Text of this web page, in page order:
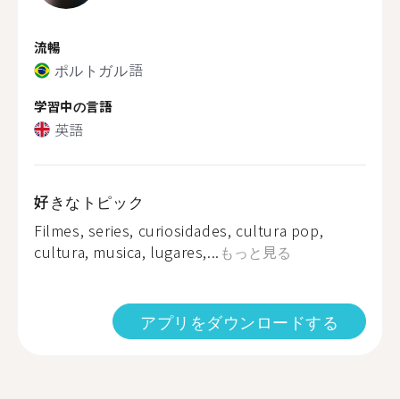
流暢
ポルトガル語
学習中の言語
英語
好きなトピック
Filmes, series, curiosidades, cultura pop,
cultura, musica, lugares,... もっと見る
アプリをダウンロードする